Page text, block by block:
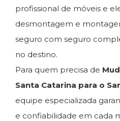
profissional de móveis e
desmontagem e
seguro com seguro
no destino.
Para quem precisa de
Santa Catarina para o
equipe especializada
e confiabilidade em cada